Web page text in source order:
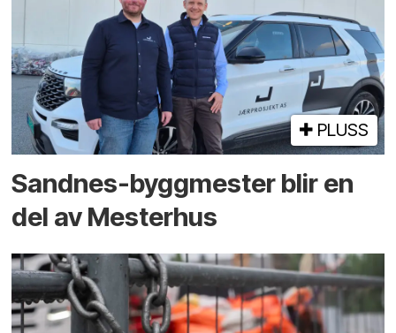
PLUSS
Sandnes-byggmester blir en
del av Mesterhus